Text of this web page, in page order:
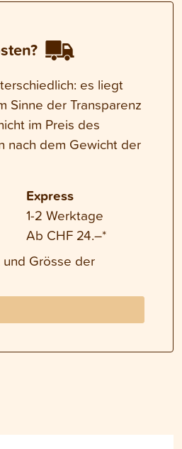
es liegt
Sinne der Transparenz
im Preis des
nach dem Gewicht der
Express
1-2 Werktage
Ab CHF 24.–*
Grösse der